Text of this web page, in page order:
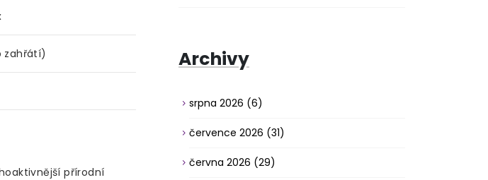
zahřátí)
přírodní
Archivy
srpna 2026 (6)
července 2026 (31)
června 2026 (29)